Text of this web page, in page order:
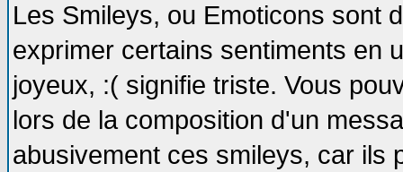
Les Smileys, ou Emoticons sont
exprimer certains sentiments en
joyeux, :( signifie triste. Vous
lors de la composition d'un
abusivement ces smileys, car ils